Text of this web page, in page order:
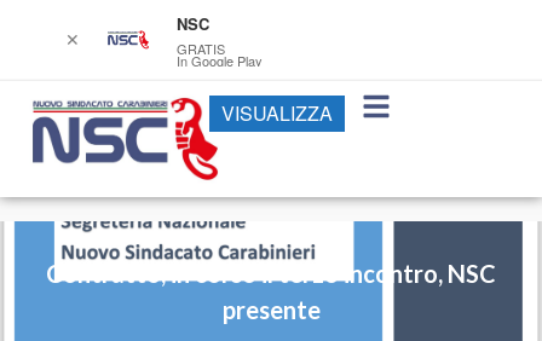
Contratto, in corso il terzo incontro, NSC
presente
✕
NSC
GRATIS
In Google Play
VISUALIZZA